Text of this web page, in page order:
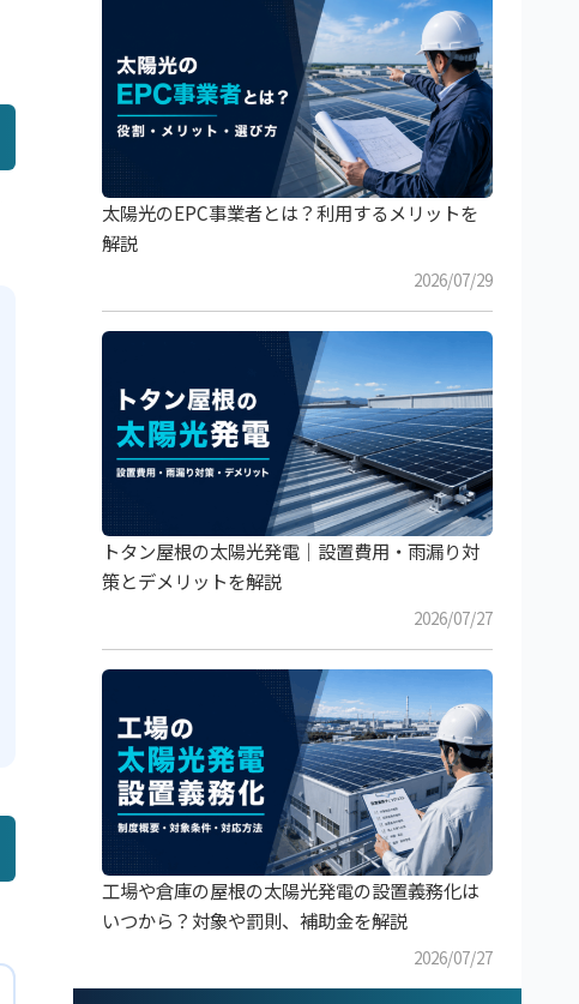
太陽光のEPC事業者とは？利用するメリットを
解説
2026/07/29
トタン屋根の太陽光発電｜設置費用・雨漏り対
策とデメリットを解説
2026/07/27
工場や倉庫の屋根の太陽光発電の設置義務化は
いつから？対象や罰則、補助金を解説
2026/07/27